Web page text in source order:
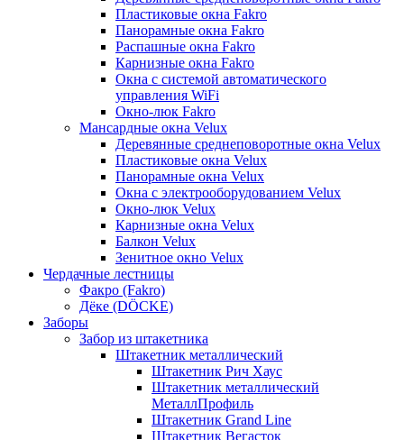
Пластиковые окна Fakro
Панорамные окна Fakro
Распашные окна Fakro
Карнизные окна Fakro
Окна с системой автоматического
управления WiFi
Окно-люк Fakro
Мансардные окна Velux
Деревянные среднеповоротные окна Velux
Пластиковые окна Velux
Панорамные окна Velux
Окна с электрооборудованием Velux
Окно-люк Velux
Карнизные окна Velux
Балкон Velux
Зенитное окно Velux
Чердачные лестницы
Факро (Fakro)
Дёке (DÖCKE)
Заборы
Забор из штакетника
Штакетник металлический
Штакетник Рич Хаус
Штакетник металлический
МеталлПрофиль
Штакетник Grand Line
Штакетник Вегасток